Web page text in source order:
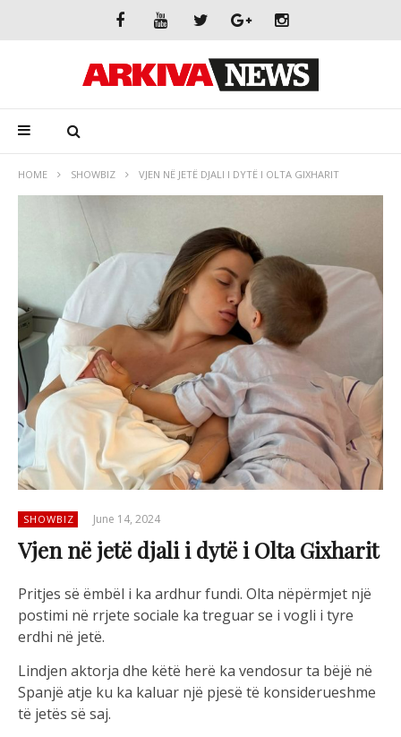
HOME SHOWBIZ VJEN NË JETË DJALI I DYTË I OLTA GIXHARIT
SHOWBIZ June 14, 2024
Vjen në jetë djali i dytë i Olta Gixharit
Pritjes së ëmbël i ka ardhur fundi. Olta nëpërmjet një
postimi në rrjete sociale ka treguar se i vogli i tyre
erdhi në jetë.
Lindjen aktorja dhe këtë herë ka vendosur ta bëjë në
Spanjë atje ku ka kaluar një pjesë të konsiderueshme
të jetës së saj.